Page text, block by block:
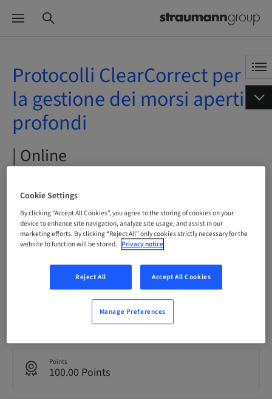
Protocolli ClearCorrect per
la gestione dei morsi aperti e
profondi
| Online
Status
bookable
03. Apr 2044 (UTC+1)
Points
100.00 Points
Cookie Settings
By clicking “Accept All Cookies”, you agree to the storing of cookies on your
device to enhance site navigation, analyze site usage, and assist in our
marketing efforts. By clicking “Reject All” only cookies strictly necessary for the
website to function will be stored. Privacy notice
Reject All Accept All Cookies
Manage Preferences